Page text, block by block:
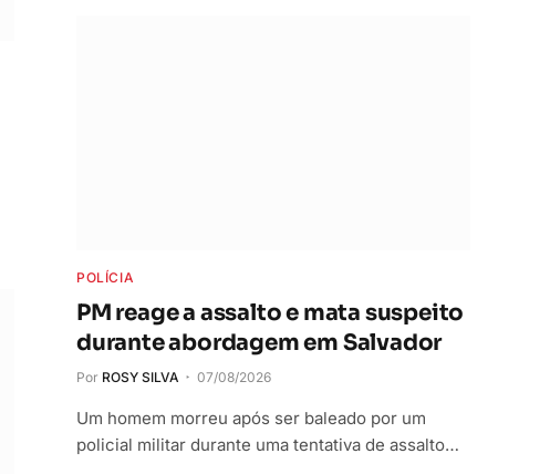
POLÍCIA
PM reage a assalto e mata suspeito
durante abordagem em Salvador
Por ROSY SILVA 07/08/2026
Um homem morreu após ser baleado por um
policial militar durante uma tentativa de assalto…